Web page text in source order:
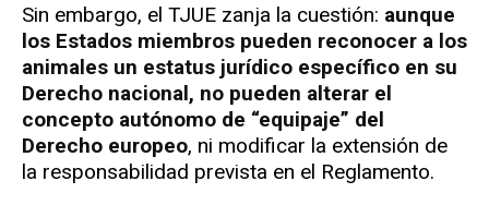
Sin embargo, el TJUE zanja la cuestión: aunque
los Estados miembros pueden reconocer a los
animales un estatus jurídico específico en su
Derecho nacional, no pueden alterar el
concepto autónomo de “equipaje” del
Derecho europeo, ni modificar la extensión de
la responsabilidad prevista en el Reglamento.